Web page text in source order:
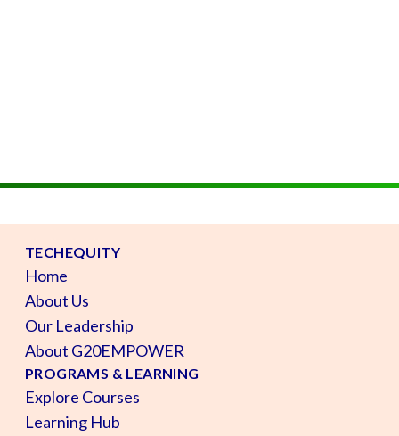
TECHEQUITY
Home
About Us
Our Leadership
About G20EMPOWER
PROGRAMS & LEARNING
Explore Courses
Learning Hub